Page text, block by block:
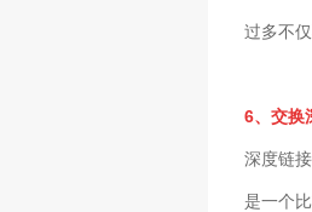
过多不
6、交换
深度链
是一个